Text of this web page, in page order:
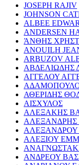
JOSEPH RAJIV
JOHNSON
ALBEE
ANDERSEN
ΆΝΘΗΣ
ANOUILH
ARBUZOV
ΑΒΔΕΛΙΩΔΗΣ
ΑΓΓΕΛΟΥ
ΑΘΕΡΙΔΗΣ
ΑΙΣΧΥΛΟΣ
ΑΛΕΞΑΚΗΣ
ΑΛΕΞΑΝΔΡΟΥ
ΑΛΕΞΙΟΥ
ΑΝΔΡΕΟΥ